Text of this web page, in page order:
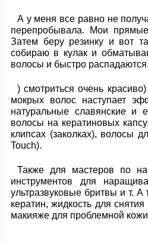
А у меня все равно не
перепробывала. Мои
Затем беру резинку и вот
собираю в кулак и
волосы и быстро
) смотриться очень
мокрых волос наступает
натуральные славянские и
волосы на кератиновых
клипсах (заколках), волосы
Touch).
Также для мастеров по
инструментов для
ультразвуковые бритвы и т.
кератин, жидкость для
макияже для проблемной